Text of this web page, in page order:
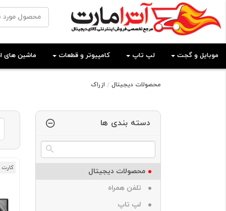
موبایل و گجت لپ تاپ کامپیوتر و قطعات ماشین های
محصولات دیجیتال ازراک
دسته بندی ها
محصولات دیجیتال
تلفن همراه
لپ تاپ
کارت